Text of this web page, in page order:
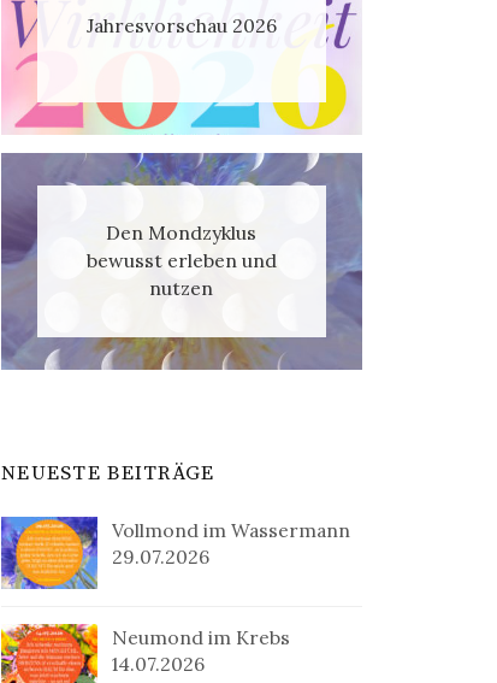
Jahresvorschau 2026
Den Mondzyklus
bewusst erleben und
nutzen
NEUESTE BEITRÄGE
Vollmond im Wassermann
29.07.2026
Neumond im Krebs
14.07.2026